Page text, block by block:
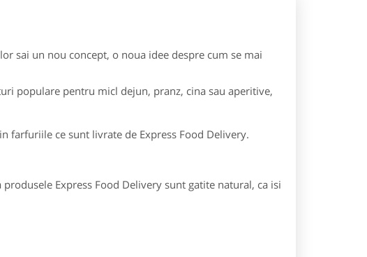
sai un nou concept, o noua idee despre cum se mai
populare pentru micl dejun, pranz, cina sau aperitive,
farfuriile ce sunt livrate de Express Food Delivery.
Express Food Delivery sunt gatite natural, ca isi